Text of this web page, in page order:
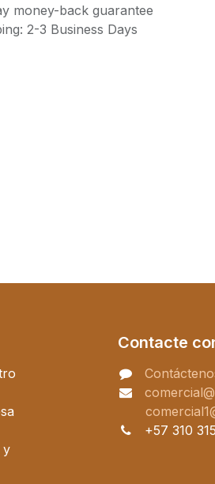
money-back guarantee
2-3 Business Days
y
Contacte
+57 310